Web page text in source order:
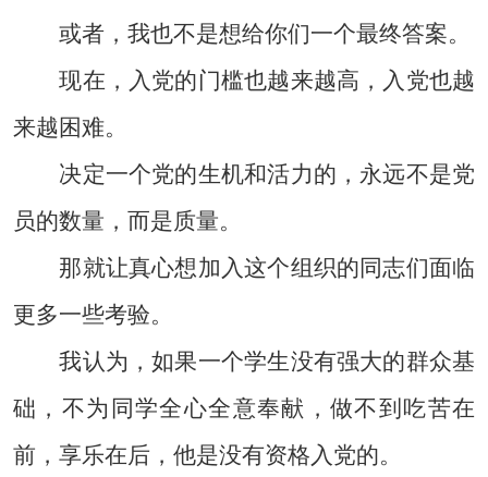
或者，我也不是想给你们一个最终答案。
现在，入党的门槛也越来越高，入党也越
来越困难。
决定一个党的生机和活力的，永远不是党
员的数量，而是质量。
那就让真心想加入这个组织的同志们面临
更多一些考验。
我认为，如果一个学生没有强大的群众基
础，不为同学全心全意奉献，做不到吃苦在
前，享乐在后，他是没有资格入党的。